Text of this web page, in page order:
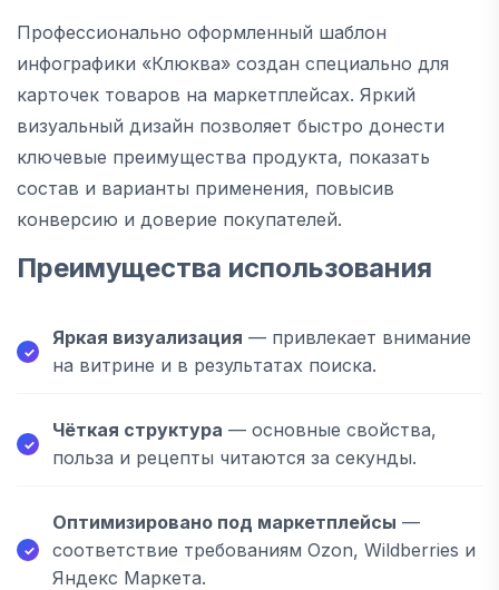
Профессионально оформленный шаблон
инфографики «Клюква» создан специально для
карточек товаров на маркетплейсах. Яркий
визуальный дизайн позволяет быстро донести
ключевые преимущества продукта, показать
состав и варианты применения, повысив
конверсию и доверие покупателей.
Преимущества использования
Яркая визуализация — привлекает внимание
на витрине и в результатах поиска.
Чёткая структура — основные свойства,
польза и рецепты читаются за секунды.
Оптимизировано под маркетплейсы —
соответствие требованиям Ozon, Wildberries и
Яндекс Маркета.